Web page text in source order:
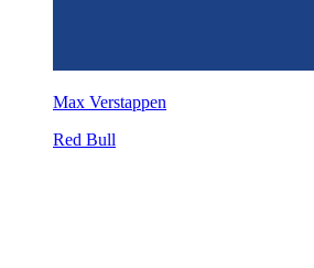
Max Verstappen
Red Bull